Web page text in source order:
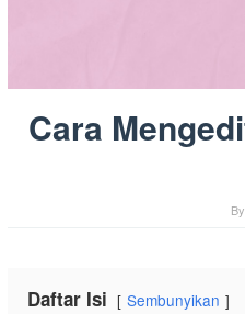
Cara
By
Daftar Isi Sembunyikan